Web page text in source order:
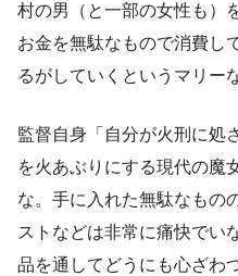
村の男（と一部の女性も）
お金を無駄なもので消費し
るがしていくというマリー
監督自身「自分が火刑に処
を火あぶりにする現代の魔
な。手に入れた無駄なもの
ストなどは非常に痛快でい
品を通してどうにも心ざわ